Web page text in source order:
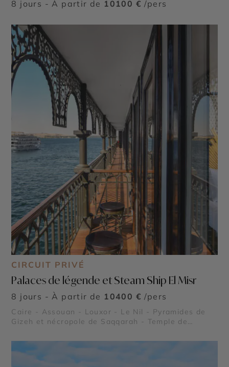
8 jours - À partir de 10100 € /pers
CIRCUIT PRIVÉ
Palaces de légende et Steam Ship El Misr
8 jours - À partir de 10400 € /pers
Caire - Assouan - Louxor - Le Nil - Pyramides de
Gizeh et nécropole de Saqqarah - Temple de
Vallée des Rois